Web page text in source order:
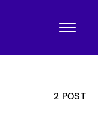
2 POST